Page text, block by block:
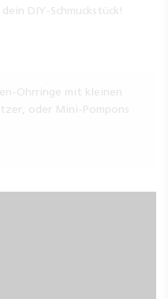
DIY-Schmuckstück!
Ohrringe mit kleinen
oder Mini-Pompons